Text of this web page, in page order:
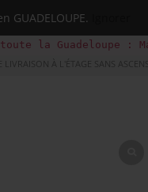
la Guadeloupe :
À L'ÉTAGE SANS
GUADELOUPE.